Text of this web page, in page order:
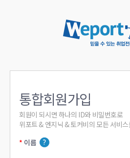
통합회원가입
회원이 되시면 하나의 ID와 비밀번호로
위포트 & 엔지닉 & 토커비의 모든 서비
이름